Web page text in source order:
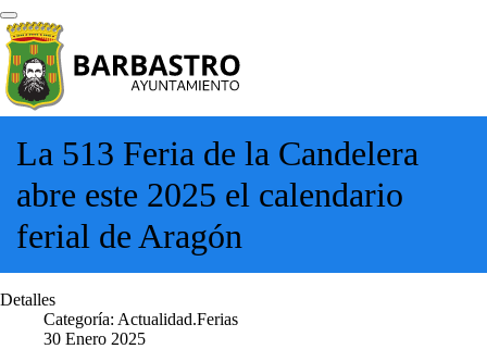
La 513 Feria de la Candelera
abre este 2025 el calendario
ferial de Aragón
Detalles
Categoría: Actualidad.Ferias
30 Enero 2025